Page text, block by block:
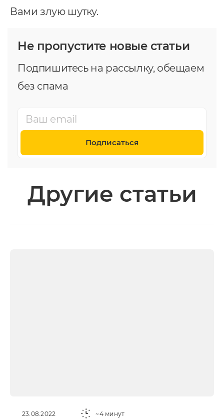
Вами злую шутку.
Не пропустите новые статьи
Подпишитесь на рассылку, обещаем
без спама
Подписаться
Другие статьи
23.08.2022 ~4 минут